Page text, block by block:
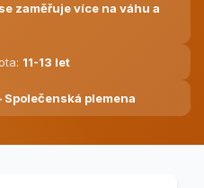
zaměřuje více na váhu a
11-13 let
Společenská plemena